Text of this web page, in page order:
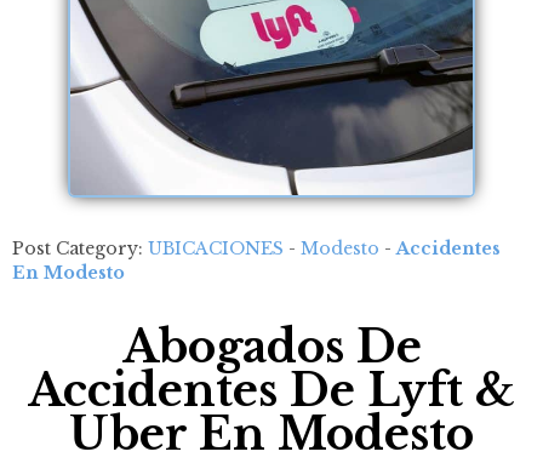
Post Category: UBICACIONES - Modesto -Accidentes
En Modesto
Abogados De
Accidentes De Lyft &
Uber En Modesto